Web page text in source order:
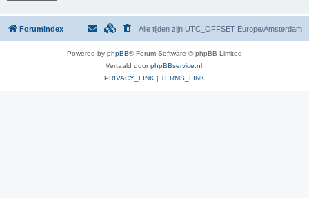
Forumindex Alle tijden zijn UTC_OFFSET Europe/Amsterdam
Powered by phpBB® Forum Software © phpBB Limited
Vertaald doorphpBBservice.nl.
PRIVACY_LINK | TERMS_LINK